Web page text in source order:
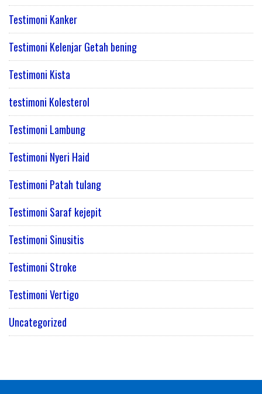
Testimoni Kanker
Testimoni Kelenjar Getah bening
Testimoni Kista
testimoni Kolesterol
Testimoni Lambung
Testimoni Nyeri Haid
Testimoni Patah tulang
Testimoni Saraf kejepit
Testimoni Sinusitis
Testimoni Stroke
Testimoni Vertigo
Uncategorized